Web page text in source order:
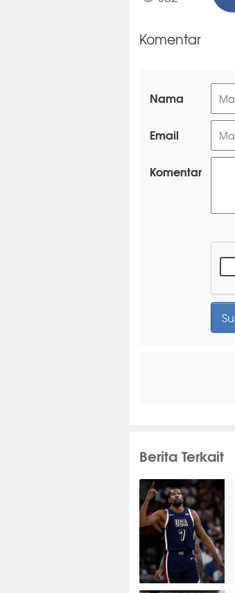
Komentar
Nama
Email
Komentar
Berita Terkait